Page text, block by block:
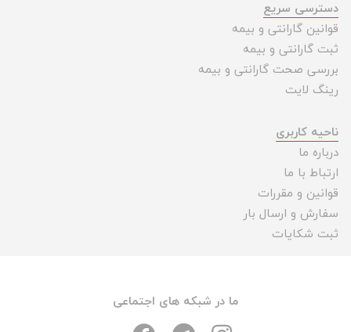
دسترسی سریع
قوانین گارانتی و بیمه
ثبت گارانتی و بیمه
بررسی صحت گارانتی و بیمه
رینگ لایت
ناحیه کاربری
درباره ما
ارتباط با ما
قوانین و مقررات
سفارش و ارسال بار
ثبت شکایات
ما در شبکه های اجتماعی